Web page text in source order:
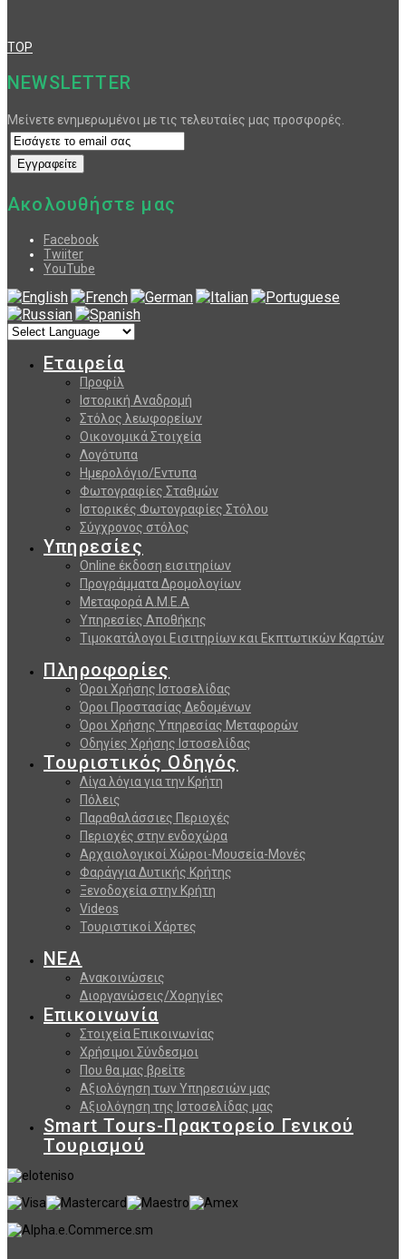
TOP
NEWSLETTER
Μείνετε ενημερωμένοι με τις τελευταίες μας προσφορές.
Ακολουθήστε μας
Facebook
Twiiter
YouTube
Εταιρεία
Προφίλ
Ιστορική Αναδρομή
Στόλος λεωφορείων
Οικονομικά Στοιχεία
Λογότυπα
Ημερολόγιο/Εντυπα
Φωτογραφίες Σταθμών
Ιστορικές Φωτογραφίες Στόλου
Σύγχρονος στόλος
Υπηρεσίες
Online έκδοση εισιτηρίων
Προγράμματα Δρομολογίων
Μεταφορά Α.Μ.Ε.Α
Υπηρεσίες Αποθήκης
Τιμοκατάλογοι Εισιτηρίων και Εκπτωτικών Καρτών
Πληροφορίες
Όροι Χρήσης Ιστοσελίδας
Όροι Προστασίας Δεδομένων
Όροι Χρήσης Υπηρεσίας Μεταφορών
Οδηγίες Χρήσης Ιστοσελίδας
Τουριστικός Οδηγός
Λίγα λόγια για την Κρήτη
Πόλεις
Παραθαλάσσιες Περιοχές
Περιοχές στην ενδοχώρα
Αρχαιολογικοί Χώροι-Μουσεία-Μονές
Φαράγγια Δυτικής Κρήτης
Ξενοδοχεία στην Κρήτη
Videos
Τουριστικοί Χάρτες
ΝΕΑ
Ανακοινώσεις
Διοργανώσεις/Χορηγίες
Επικοινωνία
Στοιχεία Επικοινωνίας
Χρήσιμοι Σύνδεσμοι
Που θα μας βρείτε
Αξιολόγηση των Υπηρεσιών μας
Αξιολόγηση της Ιστοσελίδας μας
Smart Tours-Πρακτορείο Γενικού
Τουρισμού